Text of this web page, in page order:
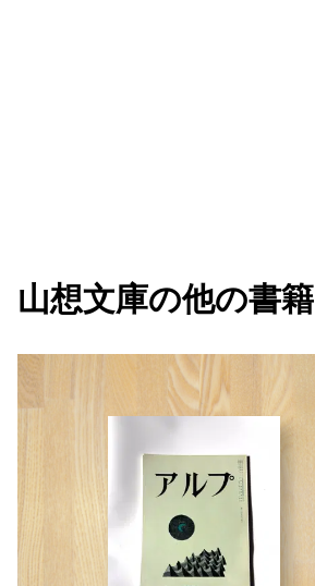
山想文庫の他の書籍